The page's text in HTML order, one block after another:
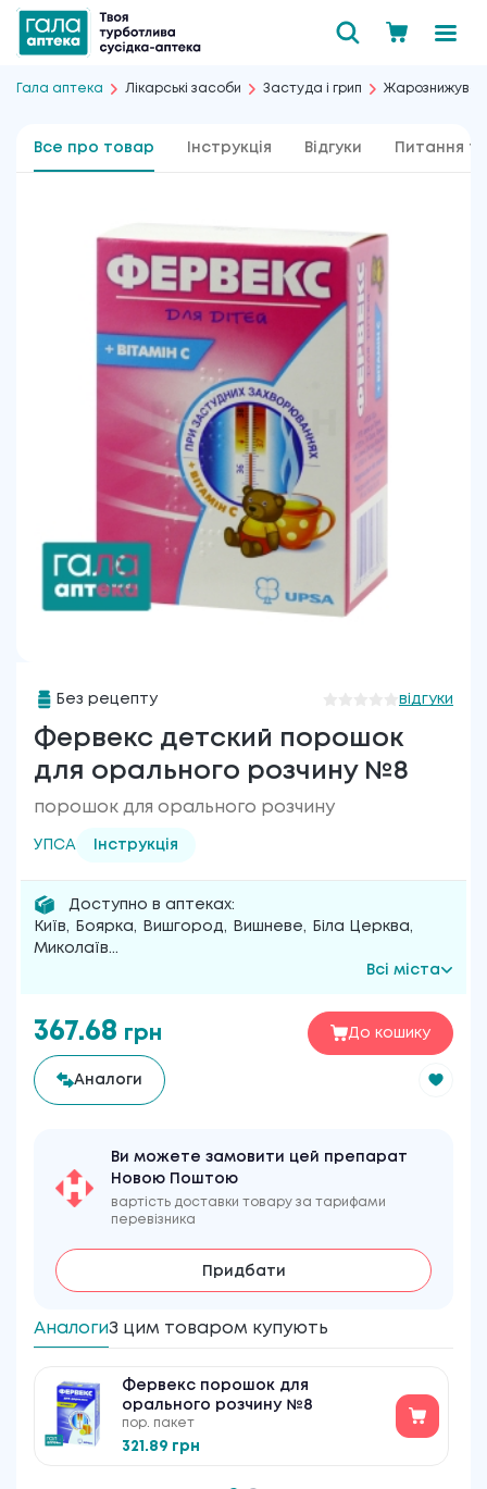
Гала аптека Лікарські засоби Застуда і грип
Все про товар Інструкція Відгуки Питання та
Без рецепту відгуки
Фервекс детский порошок
для орального розчину №8
порошок для орального розчину
УПСА Інструкція
Доступно в аптеках:
Київ, Боярка, Вишгород, Вишневе, Біла Церква,
Миколаїв...
Всі міста
367.68 грн До кошику
Аналоги
Ви можете замовити цей препарат
Новою Поштою
вартість доставки товару за тарифами
перевізника
Придбати
АналогиЗ цим товаром купують
Фервекс порошок для
орального розчину №8
пор. пакет
321.89 грн